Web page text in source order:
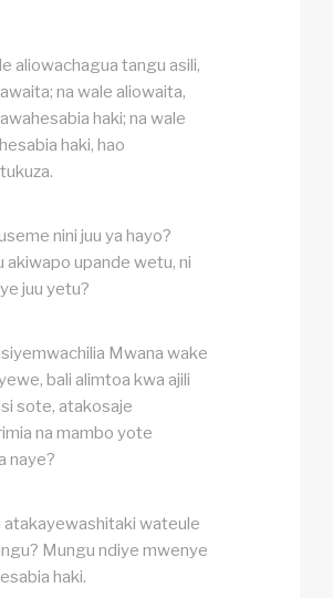
aliowachagua tangu asili,
na wale aliowaita,
haki; na wale
haki, hao
nini juu ya hayo?
akiwapo upande wetu, ni
juu yetu?
Mwana wake
bali alimtoa kwa ajili
sote, atakosaje
na mambo yote
naye?
atakayewashitaki wateule
Mungu ndiye mwenye
haki.